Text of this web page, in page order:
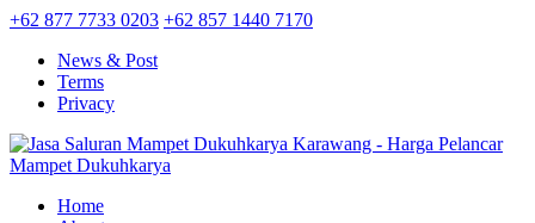
+62 877 7733 0203 +62 857 1440 7170
News & Post
Terms
Privacy
Home